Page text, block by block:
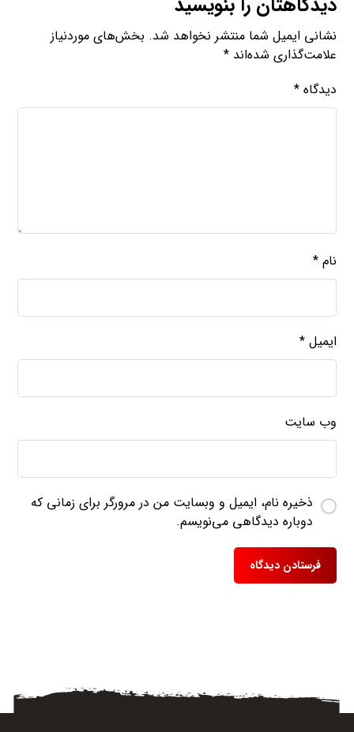
نشانی ایمیل شما منتشر نخواهد شد. بخش‌های موردنیاز
علامت‌گذاری شده‌اند*
دیدگاه*
نام*
ایمیل*
وب‌ سایت
ذخیره نام، ایمیل و وبسایت من در مرورگر برای زمانی که
دوباره دیدگاهی می‌نویسم.